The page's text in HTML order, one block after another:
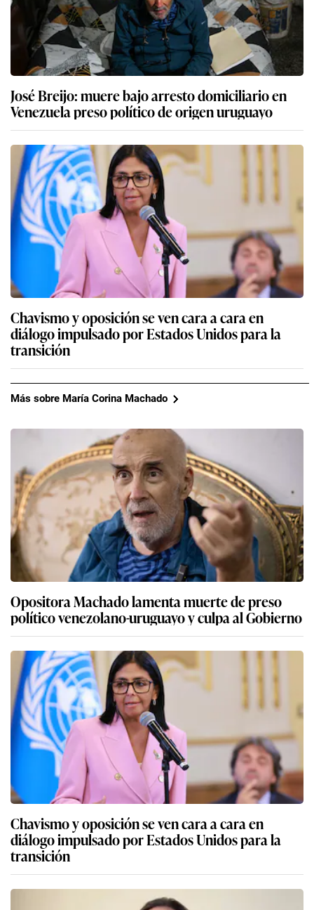
José Breijo: muere bajo arresto domiciliario en
Venezuela preso político de origen uruguayo
Chavismo y oposición se ven cara a cara en
diálogo impulsado por Estados Unidos para la
transición
Más sobre María Corina Machado
Opositora Machado lamenta muerte de preso
político venezolano-uruguayo y culpa al Gobierno
Chavismo y oposición se ven cara a cara en
diálogo impulsado por Estados Unidos para la
transición